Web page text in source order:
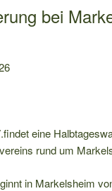
bei
eine
rund um
in Markelsheim